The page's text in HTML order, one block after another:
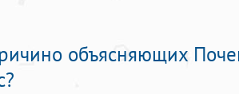
объясняющих